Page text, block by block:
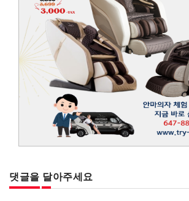
댓글을 달아주세요